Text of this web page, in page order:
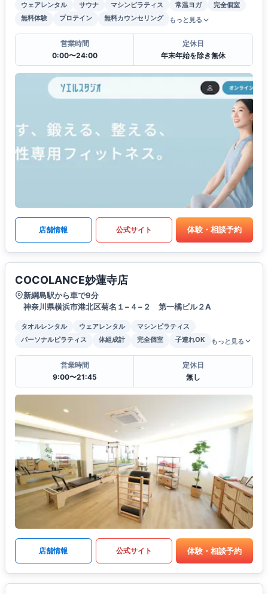
ウェアレンタル サウナ マシンピラティス 常温ヨガ
完全個室
無料体験
プロテイン 無料カウンセリング もっと見る
営業時間
0:00〜24:00
定休日
年末年始を除き無休
店舗情報 公式サイト 体験・相談予約
COCOLANCE妙蓮寺店
新綱島駅から車で9分
神奈川県横浜市港北区菊名１−４−２ 第一橘ビル２A
タオルレンタル ウェアレンタル
マシンピラティス
パーソナルピラティス
体組成計 完全個室 子連れOK もっと見る
営業時間
9:00〜21:45
定休日
無し
店舗情報 公式サイト 体験・相談予約